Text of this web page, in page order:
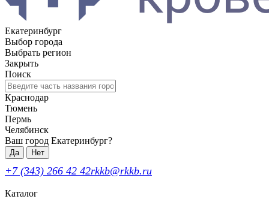
Екатеринбург
Выбор города
Выбрать регион
Закрыть
Поиск
Краснодар
Тюмень
Пермь
Челябинск
Ваш город Екатеринбург?
Да Нет
+7 (343) 266 42 42rkkb@rkkb.ru
Каталог